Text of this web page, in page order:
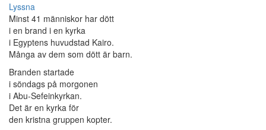
Lyssna
Minst 41 människor har dött
i en brand i en kyrka
i Egyptens huvudstad Kairo.
Många av dem som dött är barn.
Branden startade
i söndags på morgonen
i Abu-Sefeinkyrkan.
Det är en kyrka för
den kristna gruppen kopter.